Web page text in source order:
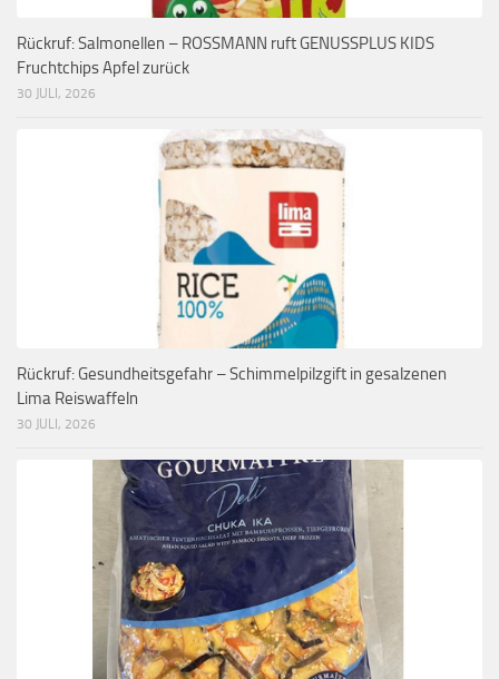
Rückruf: Salmonellen – ROSSMANN ruft GENUSSPLUS KIDS
Fruchtchips Apfel zurück
30 JULI, 2026
Rückruf: Gesundheitsgefahr – Schimmelpilzgift in gesalzenen
Lima Reiswaffeln
30 JULI, 2026